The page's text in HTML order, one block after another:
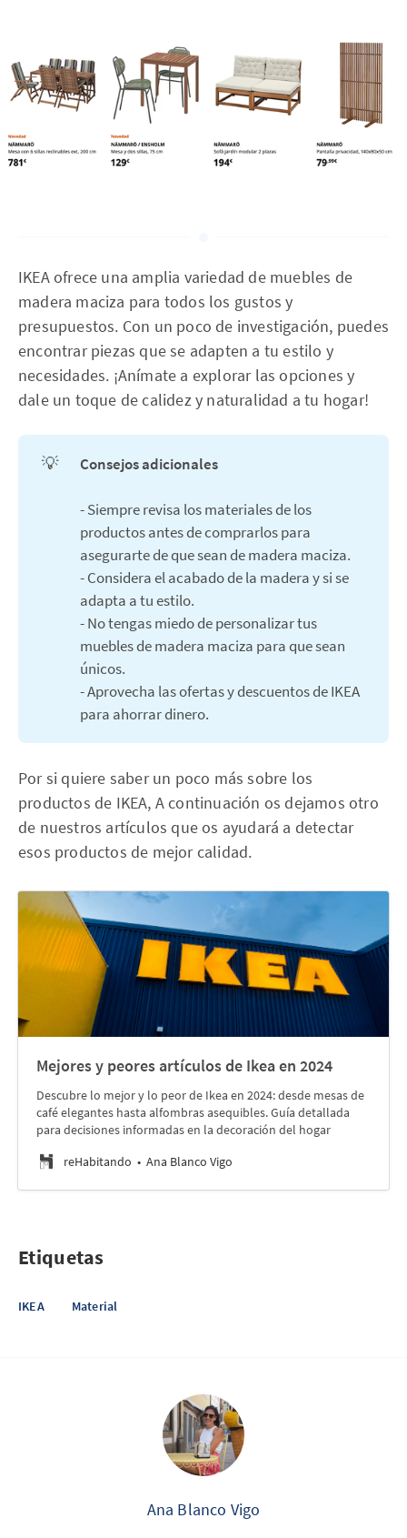
IKEA ofrece una amplia variedad de muebles de
madera maciza para todos los gustos y
presupuestos. Con un poco de investigación, puedes
encontrar piezas que se adapten a tu estilo y
necesidades. ¡Anímate a explorar las opciones y
dale un toque de calidez y naturalidad a tu hogar!
💡 Consejos adicionales
- Siempre revisa los materiales de los
productos antes de comprarlos para
asegurarte de que sean de madera maciza.
- Considera el acabado de la madera y si se
adapta a tu estilo.
- No tengas miedo de personalizar tus
muebles de madera maciza para que sean
únicos.
- Aprovecha las ofertas y descuentos de IKEA
para ahorrar dinero.
Por si quiere saber un poco más sobre los
productos de IKEA, A continuación os dejamos otro
de nuestros artículos que os ayudará a detectar
esos productos de mejor calidad.
Mejores y peores artículos de Ikea en 2024
Descubre lo mejor y lo peor de Ikea en 2024: desde mesas de
café elegantes hasta alfombras asequibles. Guía detallada
para decisiones informadas en la decoración del hogar
reHabitando
Ana Blanco Vigo
Etiquetas
IKEA Material
Ana Blanco Vigo